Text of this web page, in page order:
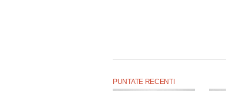
PUNTATE RECENTI